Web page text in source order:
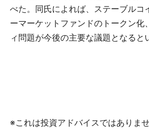
べた。同氏によれば、ステーブルコ
ーマーケットファンドのトークン化
ィ問題が今後の主要な議題となると
※これは投資アドバイスではありませ